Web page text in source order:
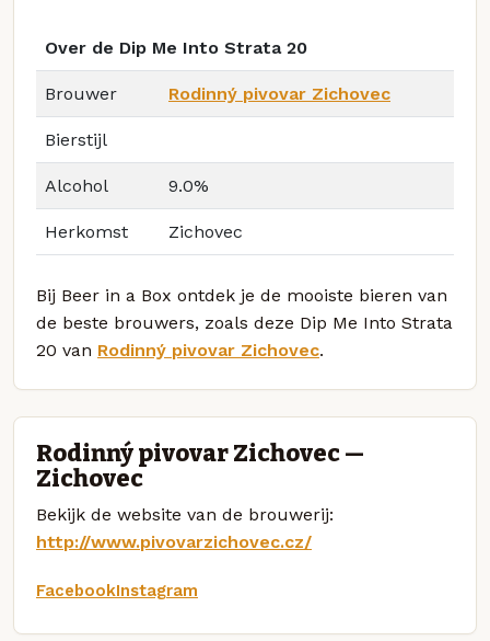
Over de Dip Me Into Strata 20
Brouwer Rodinný pivovar Zichovec
Bierstijl
Alcohol 9.0%
Herkomst Zichovec
Bij Beer in a Box ontdek je de mooiste bieren van
de beste brouwers, zoals deze Dip Me Into Strata
20 van Rodinný pivovar Zichovec.
Rodinný pivovar Zichovec —
Zichovec
Bekijk de website van de brouwerij:
http://www.pivovarzichovec.cz/
FacebookInstagram